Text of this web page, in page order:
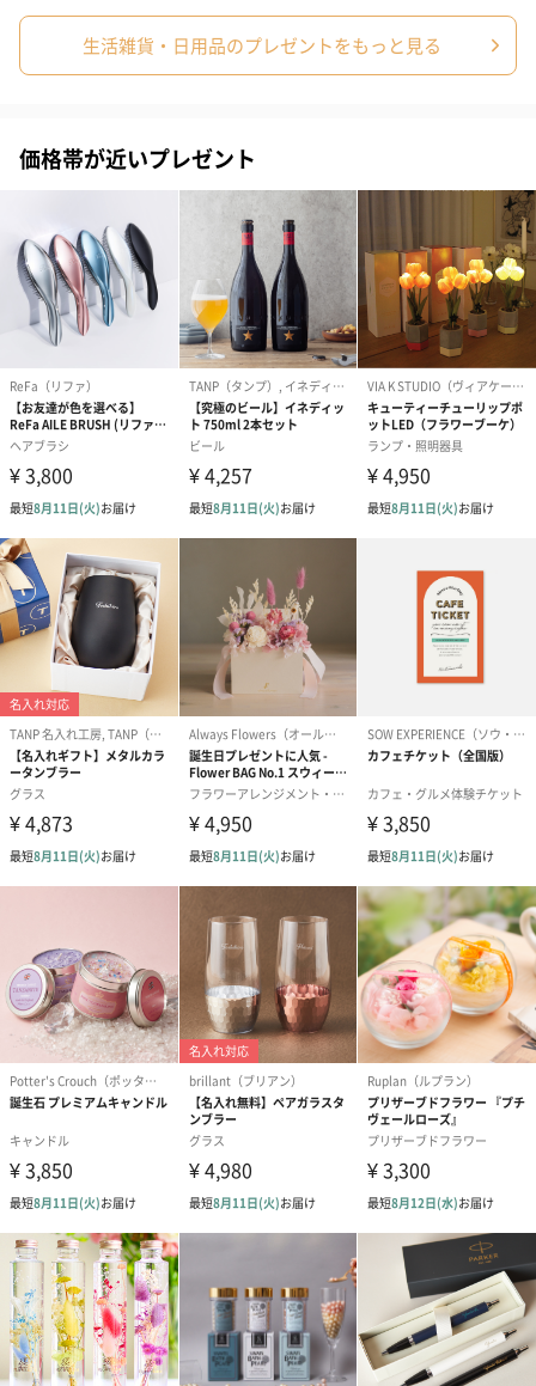
生活雑貨・日用品のプレゼントをもっと見る
価格帯が近いプレゼント